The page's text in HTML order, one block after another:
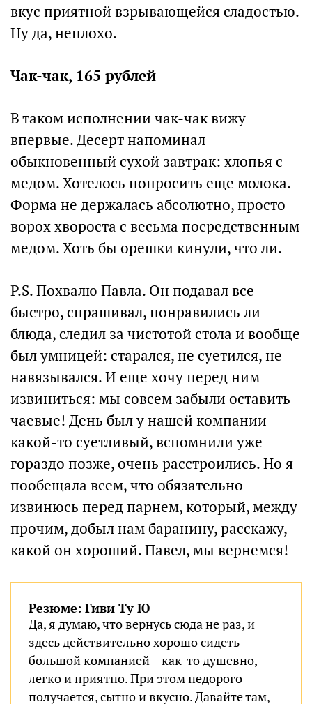
вкус приятной взрывающейся сладостью.
Ну да, неплохо.
Чак-чак, 165 рублей
В таком исполнении чак-чак вижу
впервые. Десерт напоминал
обыкновенный сухой завтрак: хлопья с
медом. Хотелось попросить еще молока.
Форма не держалась абсолютно, просто
ворох хвороста с весьма посредственным
медом. Хоть бы орешки кинули, что ли.
P.S. Похвалю Павла. Он подавал все
быстро, спрашивал, понравились ли
блюда, следил за чистотой стола и вообще
был умницей: старался, не суетился, не
навязывался. И еще хочу перед ним
извиниться: мы совсем забыли оставить
чаевые! День был у нашей компании
какой-то суетливый, вспомнили уже
гораздо позже, очень расстроились. Но я
пообещала всем, что обязательно
извинюсь перед парнем, который, между
прочим, добыл нам баранину, расскажу,
какой он хороший. Павел, мы вернемся!
Резюме: Гиви Ту Ю
Да, я думаю, что вернусь сюда не раз, и
здесь действительно хорошо сидеть
большой компанией – как-то душевно,
легко и приятно. При этом недорого
получается, сытно и вкусно. Давайте там,